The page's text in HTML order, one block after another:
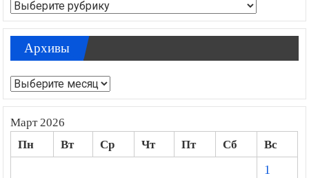
Рубрики
Архивы
Архивы
Март 2026
Пн Вт Ср Чт Пт Сб
Вс
1